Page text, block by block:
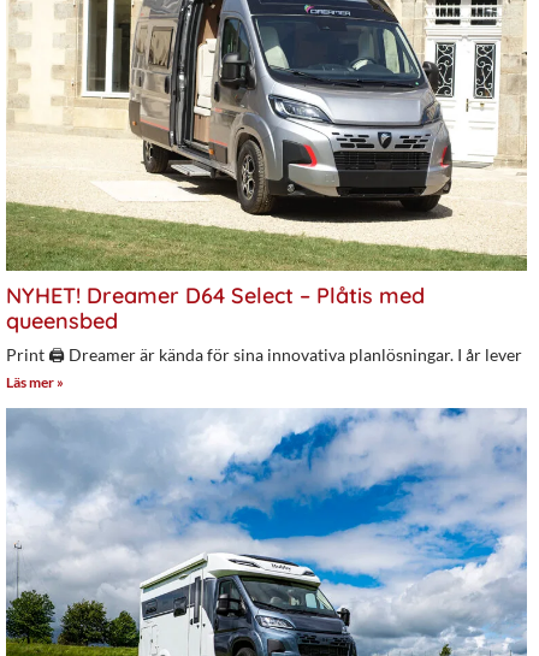
NYHET! Dreamer D64 Select – Plåtis med
queensbed
Print 🖨 Dreamer är kända för sina innovativa planlösningar. I år lever
Läs mer »